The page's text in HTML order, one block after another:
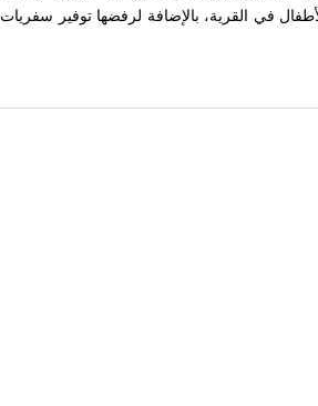
في القرية، بالإضافة لرفضها توفير سفريات